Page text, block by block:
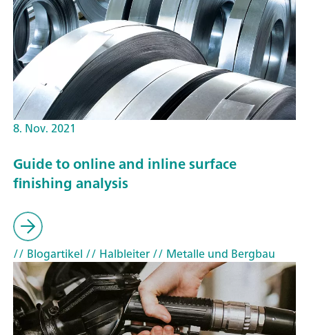
8. Nov. 2021
Guide to online and inline surface
finishing analysis
// Blogartikel // Halbleiter// Metalle und Bergbau